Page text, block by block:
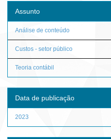
Assunto
Análise de conteúdo
Custos - setor público
Teoria contábil
Data de publicação
2023